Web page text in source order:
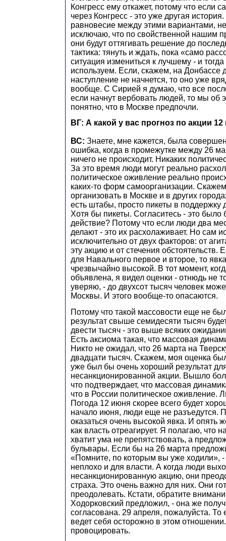
Конгресс ему откажет, потому что если
через Конгресс - это уже другая
равновесие между этими вариантами,
исключаю, что по свойственной нашим
они будут оттягивать решение до
тактика: тянуть и ждать, пока «само
ситуация измениться к лучшему - и
используем. Если, скажем, на Донбассе
наступление не начнется, то оно уже
вообще. С Сирией я думаю, что все
если начнут вербовать людей, то мы об
понятно, что в Москве предпочли.
ВГ: А какой у вас прогноз по акции
ВС: Знаете, мне кажется, была
ошибка, когда в промежутке между 26
ничего не происходит. Никаких
За это время люди могут реально
политическое оживление реально
каких-то форм самоорганизации.
организовать в Москве и в других
есть штабы, просто пикеты в поддержку
Хотя бы пикеты. Согласитесь - это было
действие? Потому что если люди два
делают - это их расхолаживает. Но сам
исключительно от двух факторов: от
эту акцию и от стечения обстоятельств.
для Навального первое и второе, то
чрезвычайно высокой. В тот момент,
объявлена, я видел оценки - отнюдь не
уверяю, - до двухсот тысяч человек
Москвы. И этого вообще-то опасаются.
Потому что такой массовости еще не
результат свыше семидесяти тысяч
двести тысяч - это выше всяких
Есть аксиома такая, что массовая
Никто не ожидал, что 26 марта на
двадцати тысяч. Скажем, моя оценка
уже был бы очень хороший результат
несанкционированной акции. Вышло
что подтверждает, что массовая
что в России политическое оживление.
Погода 12 июня скорее всего будет
начало июня, люди еще не разъедутся.
оказаться очень высокой явка. И опять
как власть отреагирует. Я полагаю, что
хватит ума не препятствовать, а
бульвары. Если бы на 26 марта
«Помните, по которым вы уже ходили»,
неплохо и для власти. А когда люди
несанкционированную акцию, они
страха. Это очень важно для них. Они
преодолевать. Кстати, обратите
Ходорковский предложил, - она же
согласована. 29 апреля, пожалуйста. То
ведет себя осторожно в этом
провоцировать.